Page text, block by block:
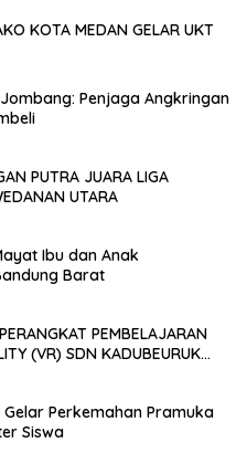
KOTA MEDAN GELAR UKT
Penjaga Angkringan
PUTRA JUARA LIGA
UTARA
Ibu dan Anak
Barat
PEMBELAJARAN
(VR) SDN KADUBEURUK
Perkemahan Pramuka
Siswa